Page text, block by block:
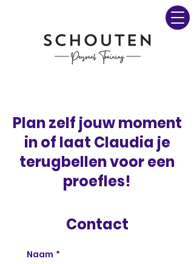
Plan zelf jouw moment
in of laat Claudia je
terugbellen voor een
proefles!
Contact
Naam *